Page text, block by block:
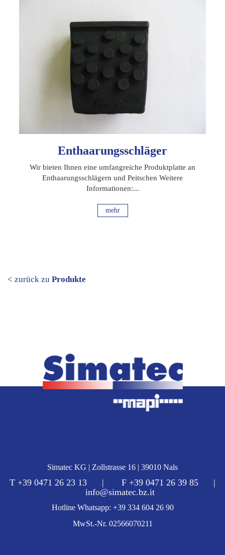
Enthaarungsschläger
Wir bieten Ihnen eine umfangreiche Produktplatte an
Enthaarungsschlägern und Peitschen Weitere
Informationen:...
mehr
< zurück zu Produkte
Simatec KG | Zollstrasse 16 | 39010 Nals
T +39 0471 26 23 13 | F +39 0471 26 39 85 |
info@simatec.bz.it
Hotline Whatsapp: +39 334 604 26 90
MwSt.-Nr. 02566070211